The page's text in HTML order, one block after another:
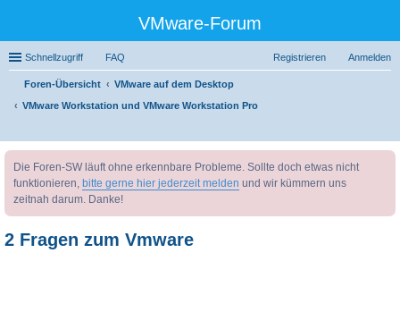
VMware-Forum
Schnellzugriff FAQ Anmelden
Registrieren
Foren-Übersicht
VMware auf dem Desktop
VMware Workstation und VMware Workstation Pro
uc
Die Foren-SW läuft ohne erkennbare Probleme. Sollte doch etwas nicht
funktionieren, bitte gerne hier jederzeit melden und wir kümmern uns
zeitnah darum. Danke!
2 Fragen zum Vmware